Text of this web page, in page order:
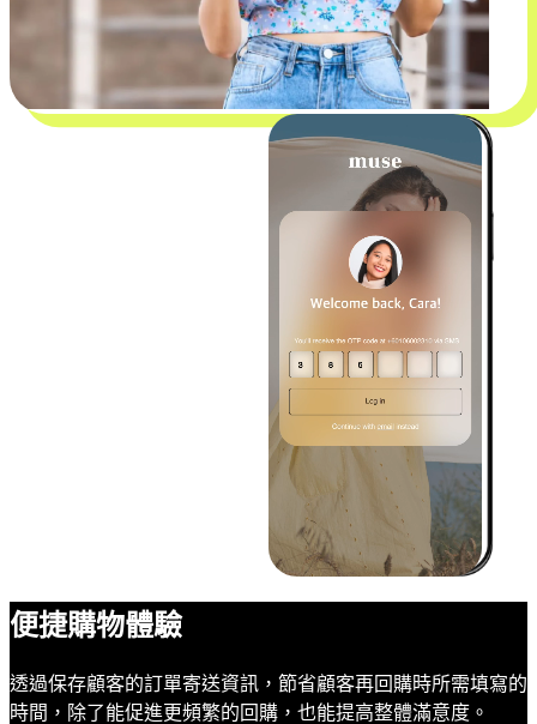
便捷購物體驗
透過保存顧客的訂單寄送資訊，節省顧客再回購時所需填寫的
時間，除了能促進更頻繁的回購，也能提高整體滿意度。